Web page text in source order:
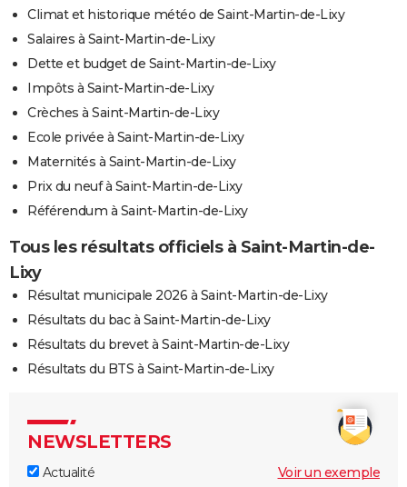
Climat et historique météo de Saint-Martin-de-Lixy
Salaires à Saint-Martin-de-Lixy
Dette et budget de Saint-Martin-de-Lixy
Impôts à Saint-Martin-de-Lixy
Crèches à Saint-Martin-de-Lixy
Ecole privée à Saint-Martin-de-Lixy
Maternités à Saint-Martin-de-Lixy
Prix du neuf à Saint-Martin-de-Lixy
Référendum à Saint-Martin-de-Lixy
Tous les résultats officiels à Saint-Martin-de-
Lixy
Résultat municipale 2026 à Saint-Martin-de-Lixy
Résultats du bac à Saint-Martin-de-Lixy
Résultats du brevet à Saint-Martin-de-Lixy
Résultats du BTS à Saint-Martin-de-Lixy
NEWSLETTERS
Actualité
Voir un exemple